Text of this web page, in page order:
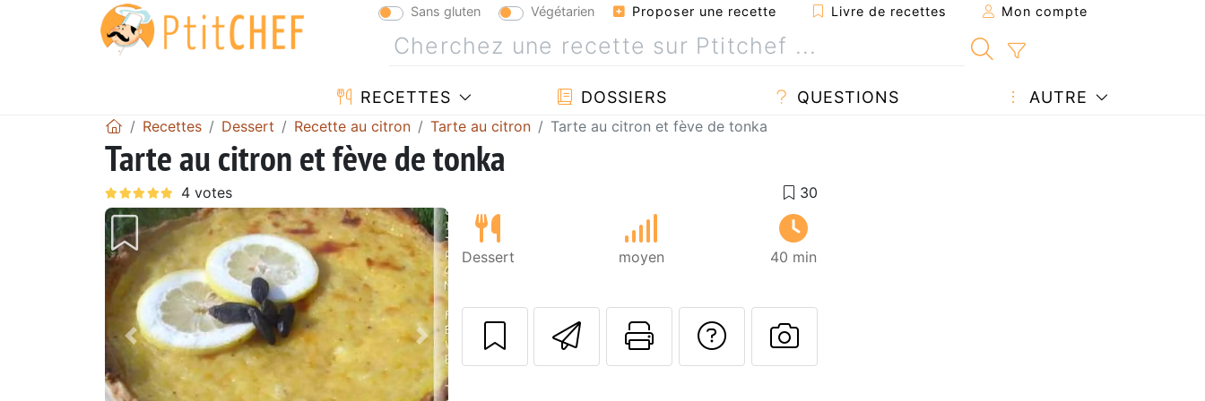
Sans gluten Végétarien Proposer une recette Livre de recettes Mon compte
RECETTES DOSSIERS QUESTIONS AUTRE
Recettes Dessert Recette au citron Tarte au citron Tarte au citron et fève de tonka
Tarte au citron et fève de tonka
Précédent Suivant
Dessert moyen 40 min
Envoyer cette recette à un ami
Imprimer cette page
Poser une question à l'auteur
Publier votre photo de cette